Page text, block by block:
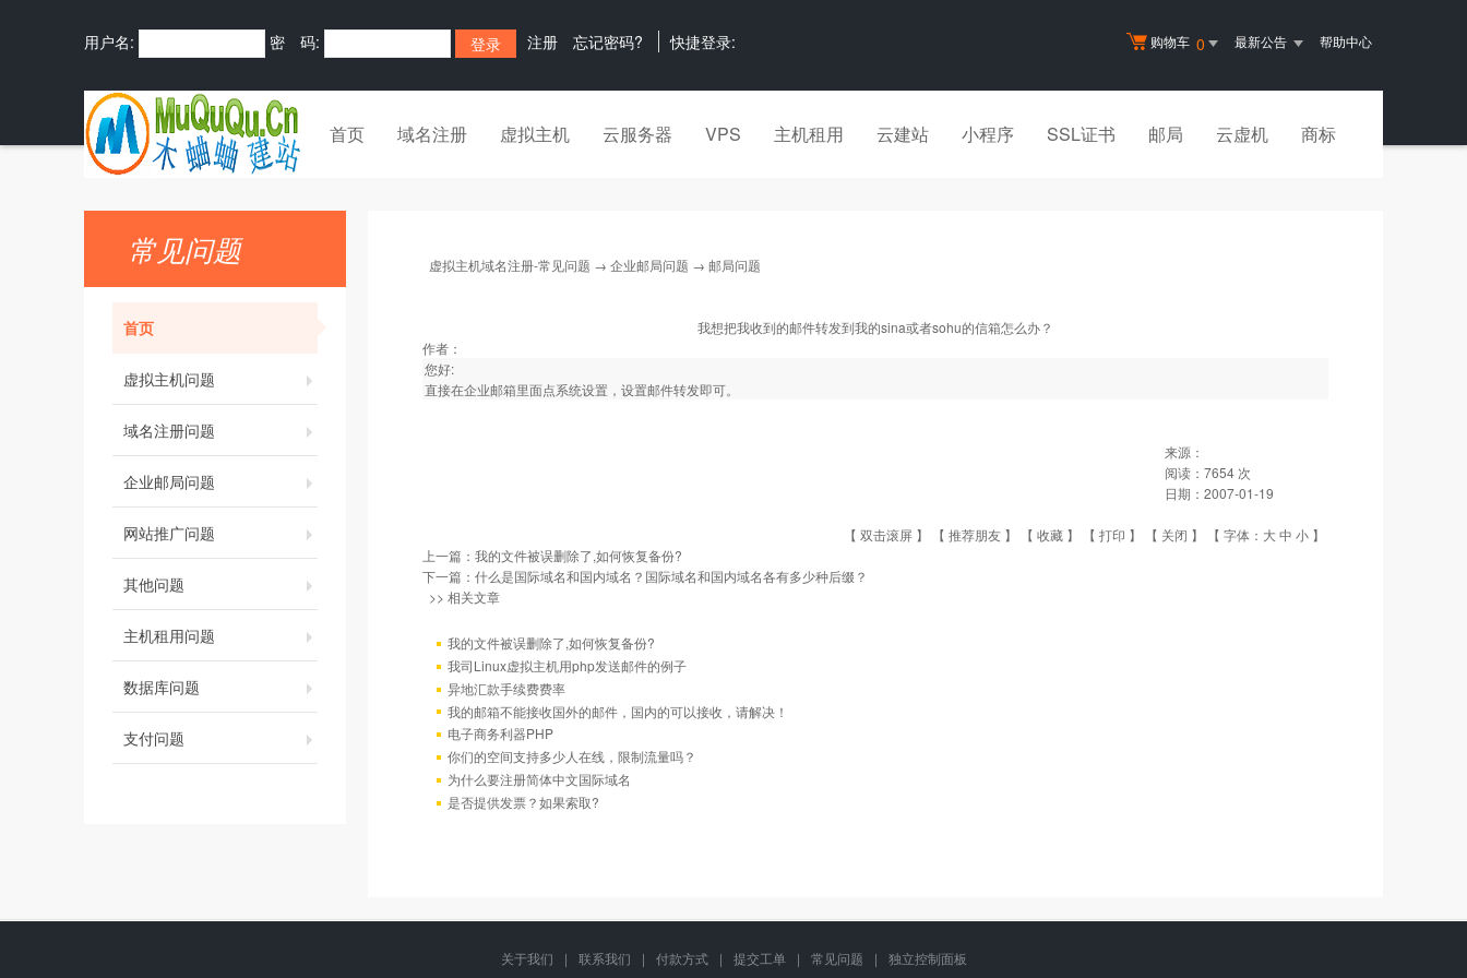
购物车 0 最新公告 帮助中心
用户名: 密 码: 注册 忘记密码? 快捷登录:
首页 域名注册 虚拟主机 云服务器 VPS 主机租用 云建站 小程序 SSL证书 邮局 云虚机 商标
常见问题
首页
虚拟主机问题
域名注册问题
企业邮局问题
网站推广问题
其他问题
主机租用问题
数据库问题
支付问题
虚拟主机域名注册-常见问题 → 企业邮局问题 → 邮局问题
我想把我收到的邮件转发到我的sina或者sohu的信箱怎么办？
作者：
您好:
直接在企业邮箱里面点系统设置，设置邮件转发即可。
来源：
阅读： 7654 次
日期： 2007-01-19
【 双击滚屏 】 【 推荐朋友 】 【 收藏 】 【 打印 】 【 关闭 】 【 字体： 大中 小 】
上一篇： 我的文件被误删除了,如何恢复备份?
下一篇： 什么是国际域名和国内域名？国际域名和国内域名各有多少种后缀？
>> 相关文章
我的文件被误删除了,如何恢复备份?
我司Linux虚拟主机用php发送邮件的例子
异地汇款手续费费率
我的邮箱不能接收国外的邮件，国内的可以接收，请解决！
电子商务利器PHP
你们的空间支持多少人在线，限制流量吗？
为什么要注册简体中文国际域名
是否提供发票？如果索取?
关于我们 | 联系我们 | 付款方式 | 提交工单 | 常见问题 | 独立控制面板